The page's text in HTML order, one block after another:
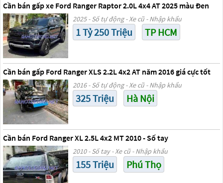
Cần bán gấp xe Ford Ranger Raptor 2.0L 4x4 AT 2025 màu Đen
2025 - Số tự động - Xe cũ - Nhập khẩu
1 Tỷ 250 Triệu TP HCM
Cần bán gấp Ford Ranger XLS 2.2L 4x2 AT năm 2016 giá cực tốt
2016 - Số tự động - Xe cũ - Nhập khẩu
325 Triệu Hà Nội
Cần bán Ford Ranger XL 2.5L 4x2 MT 2010 - Số tay
2010 - Số tay - Xe cũ - Nhập khẩu
155 Triệu Phú Thọ